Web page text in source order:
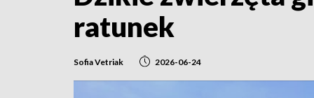
ratunek
Sofia Vetriak 2026-06-24